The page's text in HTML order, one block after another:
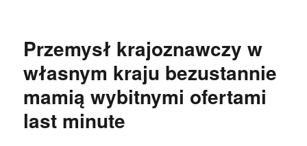
Przemysł krajoznawczy w
własnym kraju bezustannie
mamią wybitnymi ofertami
last minute